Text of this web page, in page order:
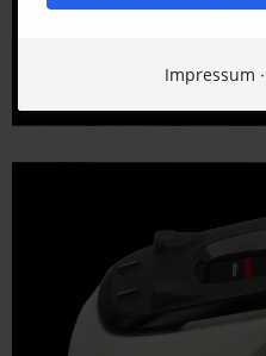
Impressum